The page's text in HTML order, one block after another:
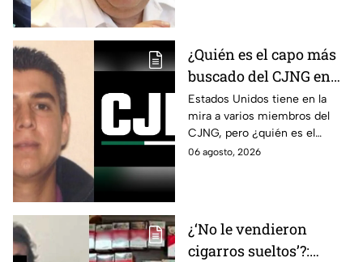
¿Quién es el capo más
buscado del CJNG en
Estados Unidos?
Estados Unidos tiene en la
mira a varios miembros del
CJNG, pero ¿quién es el
miembro más buscado por el
06 agosto, 2026
¿‘No le vendieron
cigarros sueltos’?: